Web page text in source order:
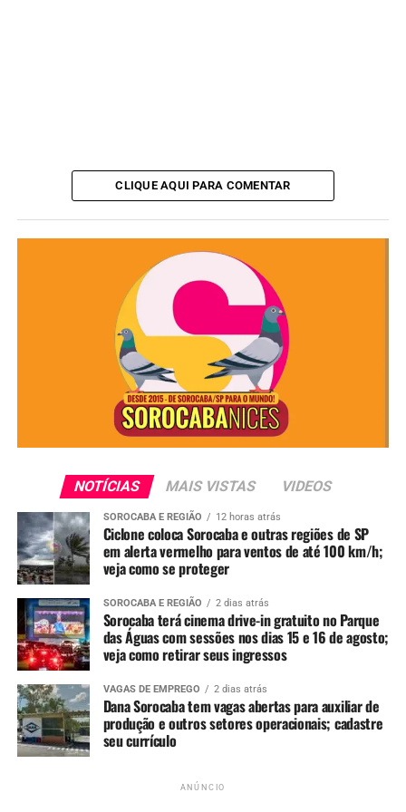
O Festival Samba Premium promete uma experiência
completa para os fãs do gênero, com estrutura
diferenciada, conforto e uma noite dedicada ao melhor
Antônio Aparecido Ferraz, 945, no Parque Santa Isabel.
instagram.com/sambapremiumsorocaba.
Serviço:
Samba Premium – Sorriso Maroto e Menos é Mais
Dia 2 de abril (quinta-feira – véspera de feriado), a partir
das 20h
Local: Arena Lucky Friends – Sorocaba/SP
Ingressos: a partir das 18h do dia 26 de janeiro
Vendas:www.centraldoseventos.com.br
Mais informações:
instagram.com/sambapremiumsorocaba
CLIQUE AQUI PARA COMENTAR
NOTÍCIAS MAIS VISTAS VIDEOS
SOROCABA E REGIÃO 12 horas atrás
Ciclone coloca Sorocaba e outras regiões de SP
em alerta vermelho para ventos de até 100 km/h;
veja como se proteger
SOROCABA E REGIÃO 2 dias atrás
Sorocaba terá cinema drive-in gratuito no Parque
das Águas com sessões nos dias 15 e 16 de agosto;
veja como retirar seus ingressos
VAGAS DE EMPREGO 2 dias atrás
Dana Sorocaba tem vagas abertas para auxiliar de
produção e outros setores operacionais; cadastre
seu currículo
ANÚNCIO